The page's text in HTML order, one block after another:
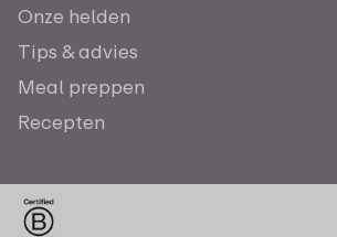
Onze helden
Tips & advies
Meal preppen
Recepten